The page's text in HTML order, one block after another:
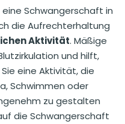
eine Schwangerschaft in
die Aufrechterhaltung
Aktivität. Mäßige
und hilft,
eine Aktivität, die
Schwimmen oder
zu gestalten
die Schwangerschaft